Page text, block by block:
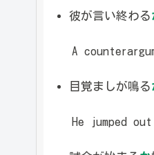
彼が言い終わる
A
目覚ましが鳴る
He jumped